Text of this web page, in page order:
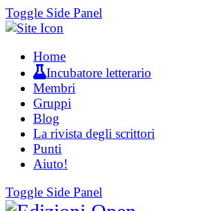
Toggle Side Panel
Home
Incubatore letterario
Membri
Gruppi
Blog
La rivista degli scrittori
Punti
Aiuto!
Toggle Side Panel